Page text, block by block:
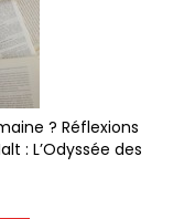
? Réflexions
: L’Odyssée des